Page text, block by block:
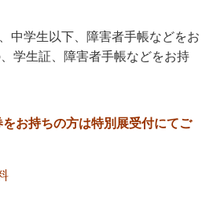
者手帳などをお
学生証、障害者手帳などをお持
お持ちの方は特別展受付にてご